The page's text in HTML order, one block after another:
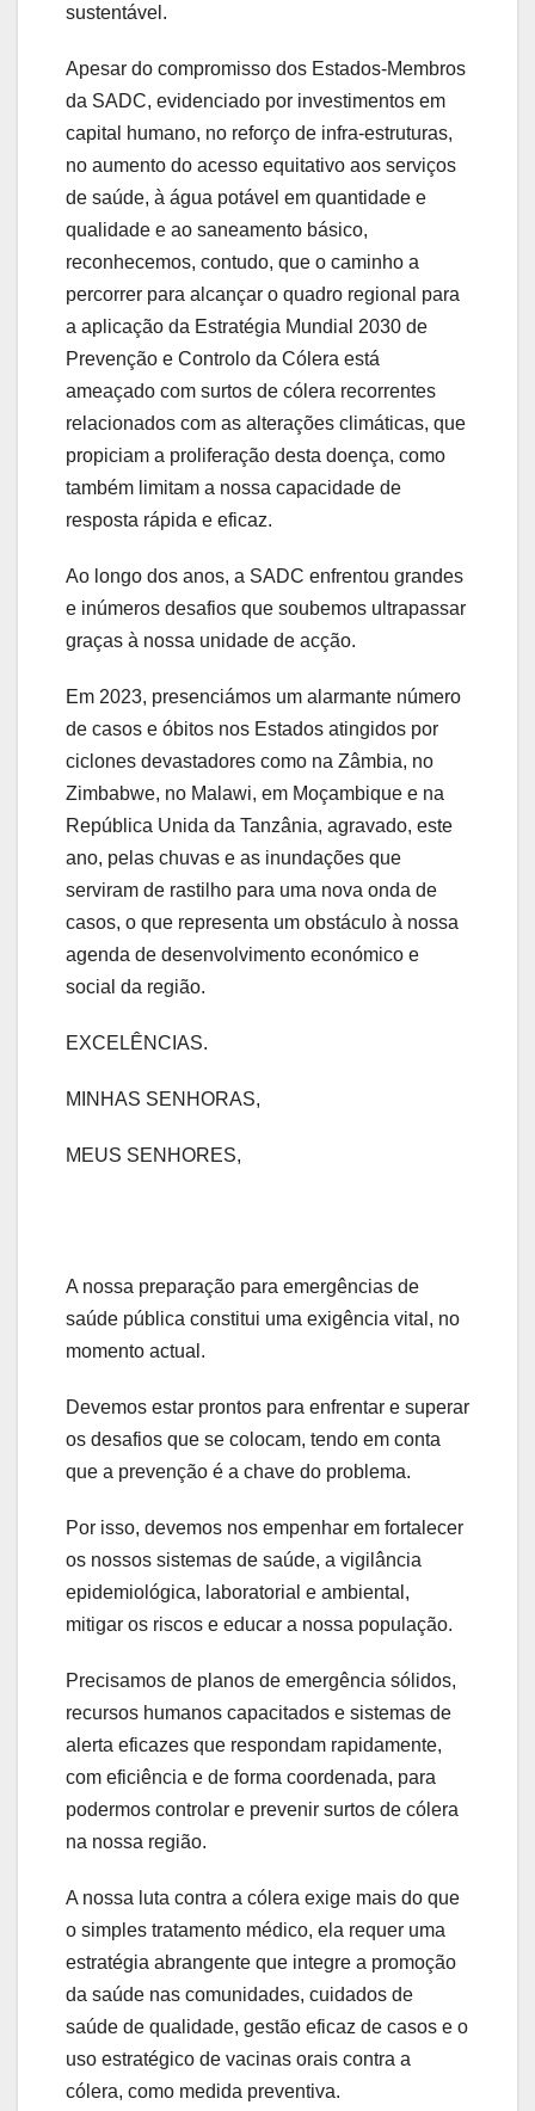
sustentável.
Apesar do compromisso dos Estados-Membros
da SADC, evidenciado por investimentos em
capital humano, no reforço de infra-estruturas,
no aumento do acesso equitativo aos serviços
de saúde, à água potável em quantidade e
qualidade e ao saneamento básico,
reconhecemos, contudo, que o caminho a
percorrer para alcançar o quadro regional para
a aplicação da Estratégia Mundial 2030 de
Prevenção e Controlo da Cólera está
ameaçado com surtos de cólera recorrentes
relacionados com as alterações climáticas, que
propiciam a proliferação desta doença, como
também limitam a nossa capacidade de
resposta rápida e eficaz.
Ao longo dos anos, a SADC enfrentou grandes
e inúmeros desafios que soubemos ultrapassar
graças à nossa unidade de acção.
Em 2023, presenciámos um alarmante número
de casos e óbitos nos Estados atingidos por
ciclones devastadores como na Zâmbia, no
Zimbabwe, no Malawi, em Moçambique e na
República Unida da Tanzânia, agravado, este
ano, pelas chuvas e as inundações que
serviram de rastilho para uma nova onda de
casos, o que representa um obstáculo à nossa
agenda de desenvolvimento económico e
social da região.
EXCELÊNCIAS.
MINHAS SENHORAS,
MEUS SENHORES,
A nossa preparação para emergências de
saúde pública constitui uma exigência vital, no
momento actual.
Devemos estar prontos para enfrentar e superar
os desafios que se colocam, tendo em conta
que a prevenção é a chave do problema.
Por isso, devemos nos empenhar em fortalecer
os nossos sistemas de saúde, a vigilância
epidemiológica, laboratorial e ambiental,
mitigar os riscos e educar a nossa população.
Precisamos de planos de emergência sólidos,
recursos humanos capacitados e sistemas de
alerta eficazes que respondam rapidamente,
com eficiência e de forma coordenada, para
podermos controlar e prevenir surtos de cólera
na nossa região.
A nossa luta contra a cólera exige mais do que
o simples tratamento médico, ela requer uma
estratégia abrangente que integre a promoção
da saúde nas comunidades, cuidados de
saúde de qualidade, gestão eficaz de casos e o
uso estratégico de vacinas orais contra a
cólera, como medida preventiva.